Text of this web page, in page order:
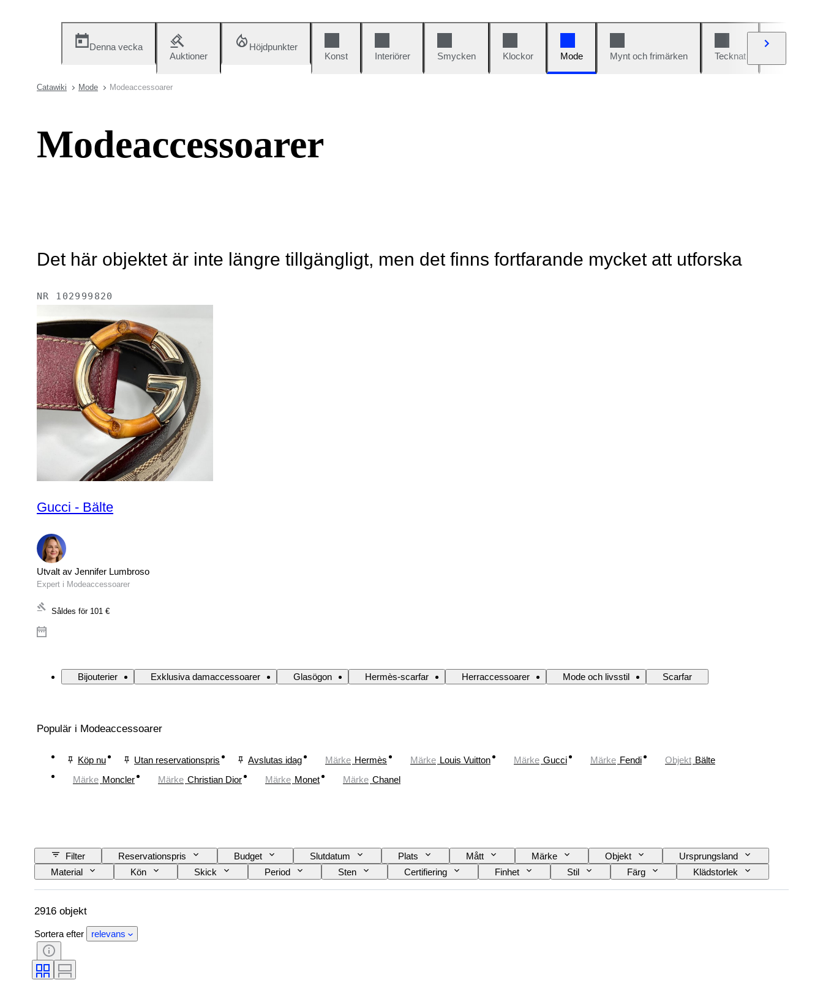
Denna vecka
Auktioner
Höjdpunkter
Konst
Interiörer Smycken Klockor Mode Mynt och frimärken Tecknat
Catawiki Mode Modeaccessoarer
Modeaccessoarer
Det här objektet är inte längre tillgängligt, men det finns fortfarande mycket att utforska
NR 102999820
Gucci - Bälte
Utvalt av Jennifer Lumbroso
Expert i Modeaccessoarer
Såldes för 101 €
Bijouterier Exklusiva damaccessoarer Glasögon Hermès-scarfar Herraccessoarer Mode och livsstil Scarfar
Populär i Modeaccessoarer
Köp nu Utan reservationspris Avslutas idag Märke Hermès Märke Louis Vuitton Märke Gucci Märke Fendi Objekt Bälte
Märke Moncler Märke Christian Dior Märke Monet Märke Chanel
Filter Reservationspris Budget Slutdatum Plats Mått Märke Objekt
Ursprungsland
Material
Kön Skick Period Sten Certifiering Finhet Stil Färg
Klädstorlek
Slipning
Produktstorlek Mönster Tillbehör ingår Diamanttyp Size Era Skapare Modell
2916 objekt
Sortera efter relevans